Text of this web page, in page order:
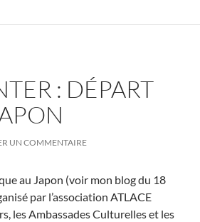
: DÉPART
UN COMMENTAIRE
au Japon (voir mon blog du 18
par l’association ATLACE
les Ambassades Culturelles et les